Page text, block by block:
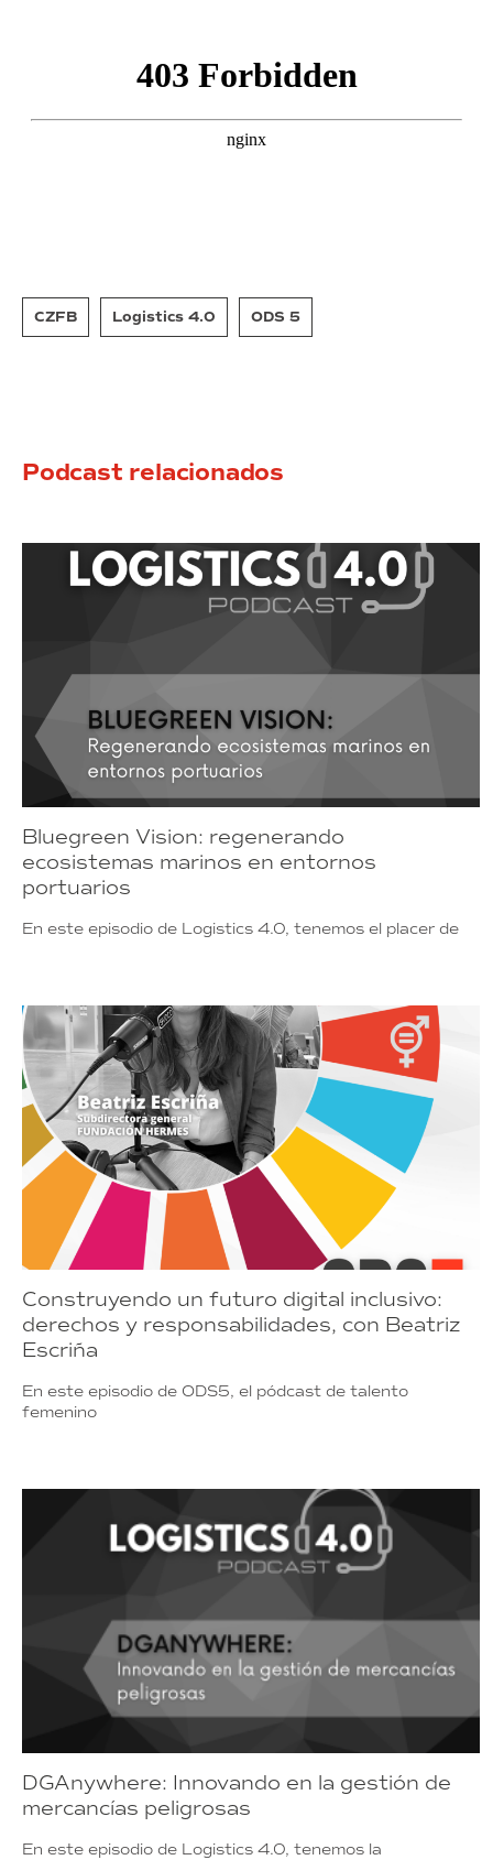
CZFB Logistics 4.0 ODS 5
Podcast relacionados
Bluegreen Vision: regenerando
ecosistemas marinos en entornos
portuarios
En este episodio de Logistics 4.0, tenemos el placer de
Construyendo un futuro digital inclusivo:
derechos y responsabilidades, con Beatriz
Escriña
En este episodio de ODS5, el pódcast de talento
femenino
DGAnywhere: Innovando en la gestión de
mercancías peligrosas
En este episodio de Logistics 4.0, tenemos la